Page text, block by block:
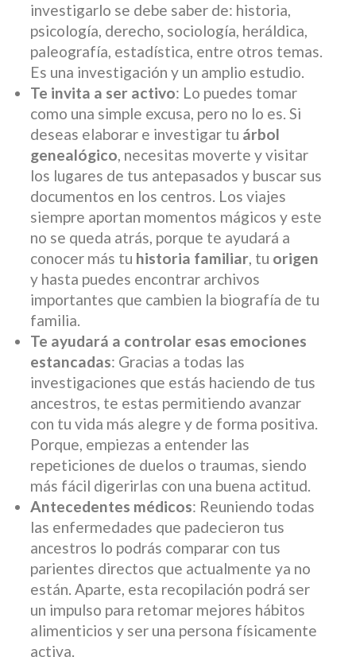
investigarlo se debe saber de: historia,
psicología, derecho, sociología, heráldica,
paleografía, estadística, entre otros temas.
Es una investigación y un amplio estudio.
Te invita a ser activo: Lo puedes tomar
como una simple excusa, pero no lo es. Si
deseas elaborar e investigar tu árbol
genealógico, necesitas moverte y visitar
los lugares de tus antepasados y buscar sus
documentos en los centros. Los viajes
siempre aportan momentos mágicos y este
no se queda atrás, porque te ayudará a
conocer más tu historia familiar, tu origen
y hasta puedes encontrar archivos
importantes que cambien la biografía de tu
familia.
Te ayudará a controlar esas emociones
estancadas: Gracias a todas las
investigaciones que estás haciendo de tus
ancestros, te estas permitiendo avanzar
con tu vida más alegre y de forma positiva.
Porque, empiezas a entender las
repeticiones de duelos o traumas, siendo
más fácil digerirlas con una buena actitud.
Antecedentes médicos: Reuniendo todas
las enfermedades que padecieron tus
ancestros lo podrás comparar con tus
parientes directos que actualmente ya no
están. Aparte, esta recopilación podrá ser
un impulso para retomar mejores hábitos
alimenticios y ser una persona físicamente
activa.